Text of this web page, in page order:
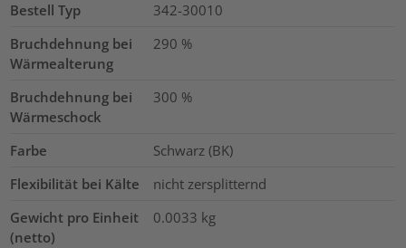
Bestell Typ
342-30010
Bruchdehnung bei
Wärmealterung
290 %
Bruchdehnung bei
Wärmeschock
300 %
Farbe
Schwarz (BK)
Flexibilität bei Kälte
nicht zersplitternd
Gewicht pro Einheit
(netto)
0.0033 kg